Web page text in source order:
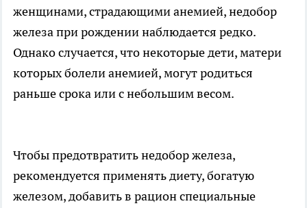
женщинами, страдающими анемией, недобор
железа при рождении наблюдается редко.
Однако случается, что некоторые дети, матери
которых болели анемией, могут родиться
раньше срока или с небольшим весом.
Чтобы предотвратить недобор железа,
рекомендуется применять диету, богатую
железом, добавить в рацион специальные